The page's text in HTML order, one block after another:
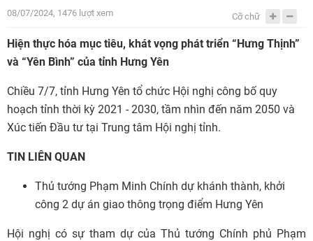
08/07/2024, 1476 lượt xem Cỡ chữ
Hiện thực hóa mục tiêu, khát vọng phát triển “Hưng Thịnh”
và “Yên Bình” của tỉnh Hưng Yên
Chiều 7/7, tỉnh Hưng Yên tổ chức Hội nghị công bố quy
hoạch tỉnh thời kỳ 2021 - 2030, tầm nhìn đến năm 2050 và
Xúc tiến Đầu tư tại Trung tâm Hội nghị tỉnh.
TIN LIÊN QUAN
Thủ tướng Phạm Minh Chính dự khánh thành, khởi
công 2 dự án giao thông trọng điểm Hưng Yên
Hội nghị có sự tham dự của Thủ tướng Chính phủ Phạm